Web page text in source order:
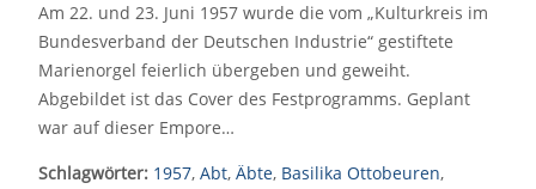
Am 22. und 23. Juni 1957 wurde die vom „Kulturkreis im
Bundesverband der Deutschen Industrie“ gestiftete
Marienorgel feierlich übergeben und geweiht.
Abgebildet ist das Cover des Festprogramms. Geplant
war auf dieser Empore…
Schlagwörter: 1957, Abt, Äbte, Basilika Ottobeuren,